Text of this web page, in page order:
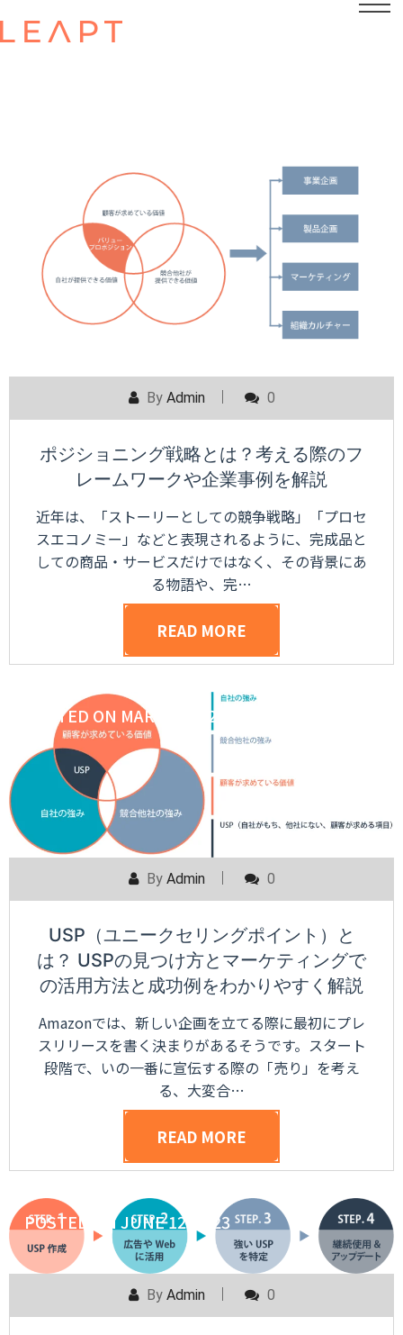
By Admin 0
ポジショニング戦略とは？考える際のフ
レームワークや企業事例を解説
近年は、「ストーリーとしての競争戦略」「プロセ
スエコノミー」などと表現されるように、完成品と
しての商品・サービスだけではなく、その背景にあ
る物語や、完…
READ MORE
POSTED ON MARCH 26, 2024
By Admin 0
USP（ユニークセリングポイント）と
は？ USPの見つけ方とマーケティングで
の活用方法と成功例をわかりやすく解説
Amazonでは、新しい企画を立てる際に最初にプレ
スリリースを書く決まりがあるそうです。スタート
段階で、いの一番に宣伝する際の「売り」を考え
る、大変合…
READ MORE
POSTED ONJUNE 12, 2023
By Admin 0